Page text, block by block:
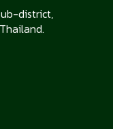
district,